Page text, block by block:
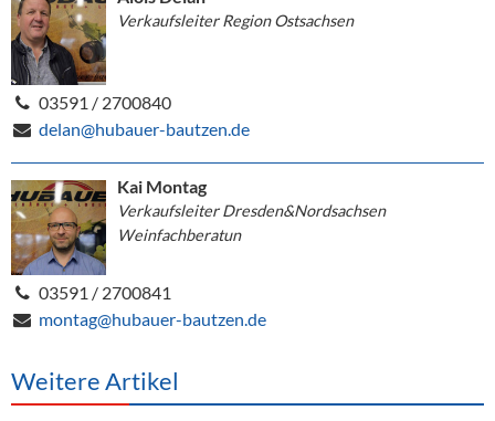
Verkaufsleiter Region Ostsachsen
03591 / 2700840
delan@hubauer-bautzen.de
Kai Montag
Verkaufsleiter Dresden&Nordsachsen
Weinfachberatun
03591 / 2700841
montag@hubauer-bautzen.de
Weitere Artikel